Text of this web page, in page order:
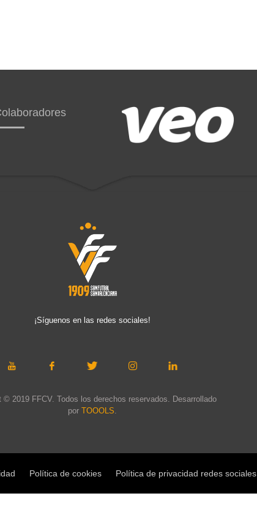
¡Síguenos en las redes sociales!
© 2019 FFCV. Todos los derechos reservados. Desarrollado
por TOOOLS
Política de cookies Política de privacidad redes sociales